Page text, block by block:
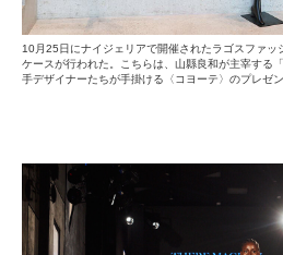
10月25日にナイジェリアで開催されたラゴスファッ
ケースが行われた。こちらは、山縣良和が主宰する
手デザイナーたちが手掛ける〈コヨーテ〉のプレゼン